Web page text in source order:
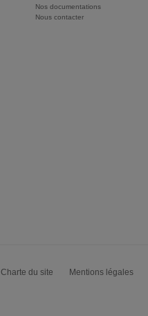
Nos documentations
Nous contacter
Charte du site Mentions légales